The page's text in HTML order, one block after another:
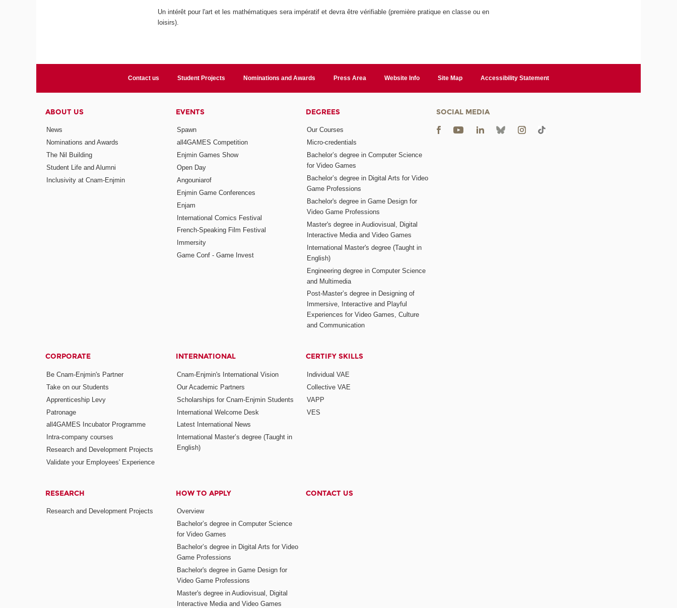
Un intérêt pour l'art et les mathématiques sera impératif et devra être vérifiable (première pratique en classe ou en
loisirs).
Contact us Student Projects Nominations and Awards Press Area Website Info Site Map Accessibility Statement
ABOUT US
News
Nominations and Awards
The Nil Building
Student Life and Alumni
Inclusivity at Cnam-Enjmin
EVENTS
Spawn
all4GAMES Competition
Enjmin Games Show
Open Day
Angouniarof
Enjmin Game Conferences
Enjam
International Comics Festival
French-Speaking Film Festival
Immersity
Game Conf - Game Invest
DEGREES
Our Courses
Micro-credentials
Bachelor’s degree in Computer Science
for Video Games
Bachelor’s degree in Digital Arts for Video
Game Professions
Bachelor's degree in Game Design for
Video Game Professions
Master's degree in Audiovisual, Digital
Interactive Media and Video Games
International Master's degree (Taught in
English)
Engineering degree in Computer Science
and Multimedia
Post-Master’s degree in Designing of
Immersive, Interactive and Playful
Experiences for Video Games, Culture
and Communication
CORPORATE
Be Cnam-Enjmin's Partner
Take on our Students
Apprenticeship Levy
Patronage
all4GAMES Incubator Programme
Intra-company courses
Research and Development Projects
Validate your Employees' Experience
INTERNATIONAL
Cnam-Enjmin's International Vision
Our Academic Partners
Scholarships for Cnam-Enjmin Students
International Welcome Desk
Latest International News
International Master’s degree (Taught in
English)
CERTIFY SKILLS
Individual VAE
Collective VAE
VAPP
VES
RESEARCH
Research and Development Projects
HOW TO APPLY
Overview
Bachelor’s degree in Computer Science
for Video Games
Bachelor’s degree in Digital Arts for Video
Game Professions
Bachelor's degree in Game Design for
Video Game Professions
Master's degree in Audiovisual, Digital
Interactive Media and Video Games
CONTACT US
SOCIAL MEDIA